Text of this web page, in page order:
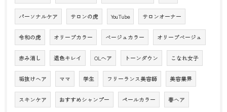
パーソナルケア サロンの虎 YouTube サロンオーナー
令和の虎 オリーブカラー ベージュカラー オリーブベージュ
赤み消し 退色キレイ OLへア トーンダウン こなれ女子
垢抜けヘア ママ 学生 フリーランス美容師 美容業界
スキンケア おすすめシャンプー ペールカラー 春ヘア